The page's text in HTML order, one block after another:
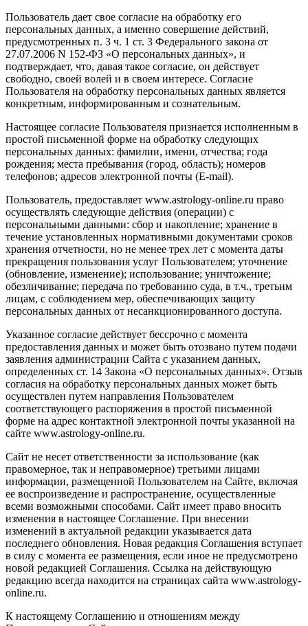
Пользователь дает свое согласие на обработку его
персональных данных, а именно совершение действий,
предусмотренных п. 3 ч. 1 ст. 3 Федерального закона от
27.07.2006 N 152-ФЗ «О персональных данных», и
подтверждает, что, давая такое согласие, он действует
свободно, своей волей и в своем интересе. Согласие
Пользователя на обработку персональных данных является
конкретным, информированным и сознательным.
Настоящее согласие Пользователя признается исполненным в
простой письменной форме на обработку следующих
персональных данных: фамилии, имени, отчества; года
рождения; места пребывания (город, область); номеров
телефонов; адресов электронной почты (E-mail).
Пользователь, предоставляет www.astrology-online.ru право
осуществлять следующие действия (операции) с
персональными данными: сбор и накопление; хранение в
течение установленных нормативными документами сроков
хранения отчетности, но не менее трех лет с момента даты
прекращения пользования услуг Пользователем; уточнение
(обновление, изменение); использование; уничтожение;
обезличивание; передача по требованию суда, в т.ч., третьим
лицам, с соблюдением мер, обеспечивающих защиту
персональных данных от несанкционированного доступа.
Указанное согласие действует бессрочно с момента
предоставления данных и может быть отозвано путем подачи
заявления администрации Сайта с указанием данных,
определенных ст. 14 Закона «О персональных данных». Отзыв
согласия на обработку персональных данных может быть
осуществлен путем направления Пользователем
соответствующего распоряжения в простой письменной
форме на адрес контактной электронной почты указанной на
сайте www.astrology-online.ru.
Сайт не несет ответственности за использование (как
правомерное, так и неправомерное) третьими лицами
информации, размещенной Пользователем на Сайте, включая
ее воспроизведение и распространение, осуществленные
всеми возможными способами. Сайт имеет право вносить
изменения в настоящее Соглашение. При внесении
изменений в актуальной редакции указывается дата
последнего обновления. Новая редакция Соглашения вступает
в силу с момента ее размещения, если иное не предусмотрено
новой редакцией Соглашения. Ссылка на действующую
редакцию всегда находится на страницах сайта www.astrology-
online.ru.
К настоящему Соглашению и отношениям между